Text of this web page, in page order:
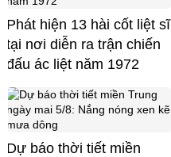
Phát hiện 13 hài cốt liệt sĩ
tại nơi diễn ra trận chiến
đấu ác liệt năm 1972
Dự báo thời tiết miền